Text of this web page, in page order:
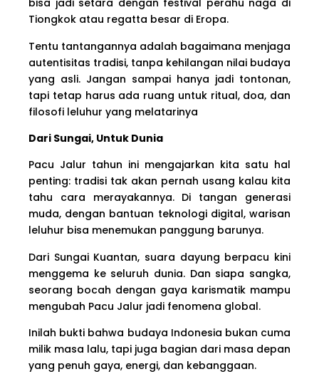
bisa jadi setara dengan festival perahu naga di
Tiongkok atau regatta besar di Eropa.
Tentu tantangannya adalah bagaimana menjaga
autentisitas tradisi, tanpa kehilangan nilai budaya
yang asli. Jangan sampai hanya jadi tontonan,
tapi tetap harus ada ruang untuk ritual, doa, dan
filosofi leluhur yang melatarinya
Dari Sungai, Untuk Dunia
Pacu Jalur tahun ini mengajarkan kita satu hal
penting: tradisi tak akan pernah usang kalau kita
tahu cara merayakannya. Di tangan generasi
muda, dengan bantuan teknologi digital, warisan
leluhur bisa menemukan panggung barunya.
Dari Sungai Kuantan, suara dayung berpacu kini
menggema ke seluruh dunia. Dan siapa sangka,
seorang bocah dengan gaya karismatik mampu
mengubah Pacu Jalur jadi fenomena global.
Inilah bukti bahwa budaya Indonesia bukan cuma
milik masa lalu, tapi juga bagian dari masa depan
yang penuh gaya, energi, dan kebanggaan.